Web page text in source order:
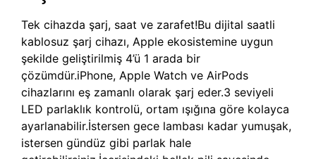
Tek cihazda şarj, saat ve zarafet!Bu dijital saatli
kablosuz şarj cihazı, Apple ekosistemine uygun
şekilde geliştirilmiş 4’ü 1 arada bir
çözümdür.iPhone, Apple Watch ve AirPods
cihazlarını eş zamanlı olarak şarj eder.3 seviyeli
LED parlaklık kontrolü, ortam ışığına göre kolayca
ayarlanabilir.İstersen gece lambası kadar yumuşak,
istersen gündüz gibi parlak hale